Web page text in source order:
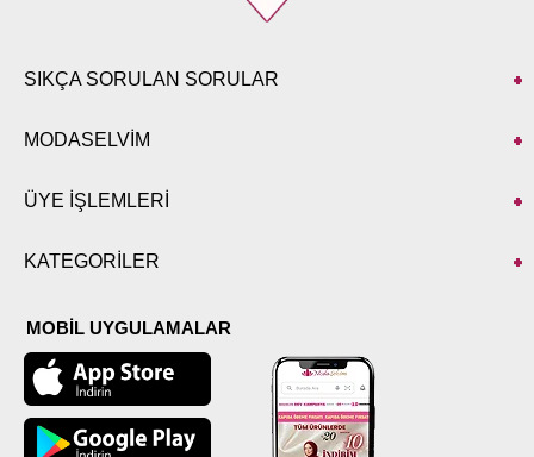
SIKÇA SORULAN SORULAR
MODASELVİM
ÜYE İŞLEMLERİ
KATEGORİLER
MOBİL UYGULAMALAR